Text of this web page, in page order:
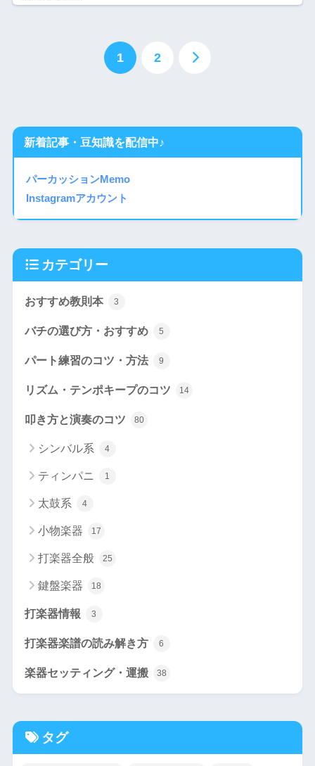
1 2
新着記事・豆知識を配信中♪
パーカッションMemo
Instagramアカウント
カテゴリー
おすすめ教則本 3
バチの選び方・おすすめ 5
パート練習のコツ・方法 9
リズム・テンポキープのコツ 14
叩き方と演奏のコツ 80
シンバル系 4
ティンパニ 1
太鼓系 4
小物楽器 17
打楽器全般 25
鍵盤楽器 18
打楽器情報 3
打楽器楽譜の読み解き方 6
楽器セッティング・運搬 38
タグ